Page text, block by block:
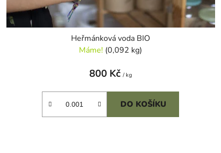
Heřmánková voda BIO
Máme! (0,092 kg)
800 Kč / kg
DO KOŠÍKU